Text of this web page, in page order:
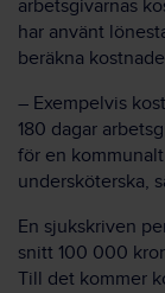
arbetsgivarnas
har använt
beräkna
– Exempelvis
180 dagar
för en
undersköterska,
En sjukskriven
snitt 100 000
Till det kommer